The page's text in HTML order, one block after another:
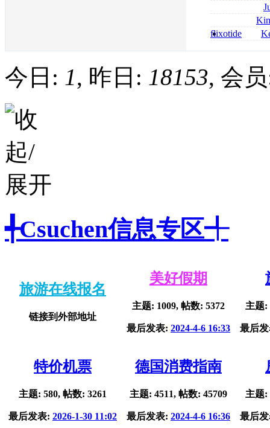
pregabalin
online
roxithromycin
sécurité
nolvadex
flixotide
今日: 1, 昨日: 18153, 会
╃Csuchen信息专区╃
旅游在线报名
链接到外部地址
美好假期
主题: 1009, 帖数: 5372
最后发表: 2024-4-6 16:33
主题:
最后
特价机票
主题: 580, 帖数: 3261
最后发表: 2026-1-30 11:02
德国消费指南
主题: 4511, 帖数: 45709
最后发表: 2024-4-6 16:36
主题:
最后